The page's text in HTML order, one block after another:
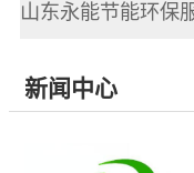
新闻中心